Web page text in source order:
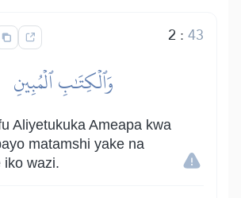
2 :43
وَٱلۡكِتَٰبِ ٱلۡمُبِينِ
Aliyetukuka Ameapa kwa
matamshi yake na
iko wazi.